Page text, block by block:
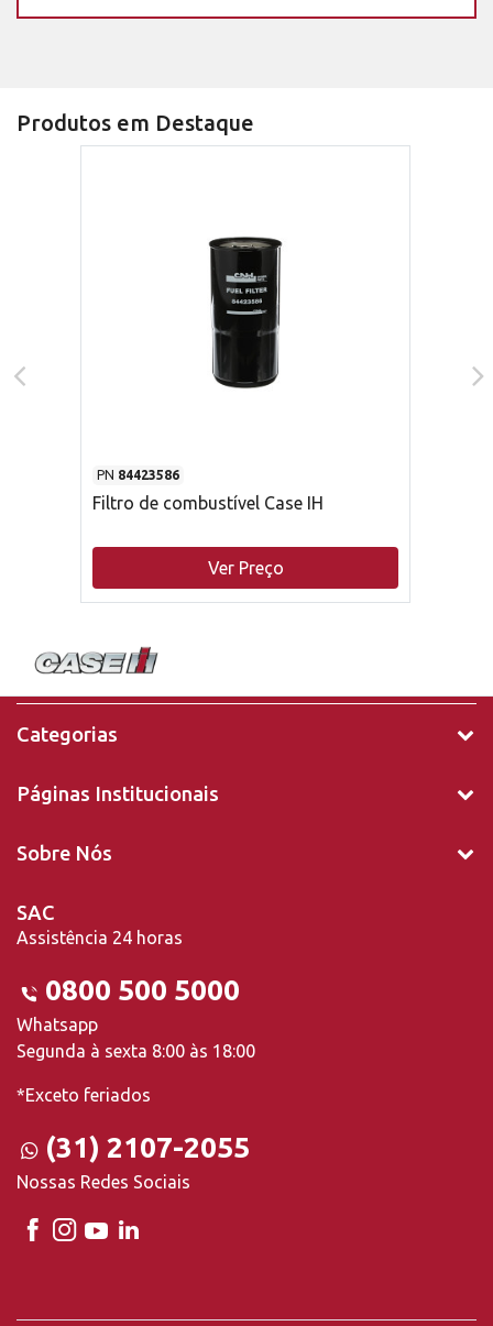
Produtos em Destaque
PN 84423586
Filtro de combustível Case IH
Ver Preço
Categorias
Páginas Institucionais
Sobre Nós
SAC
Assistência 24 horas
0800 500 5000
Whatsapp
Segunda à sexta 8:00 às 18:00
*Exceto feriados
(31) 2107-2055
Nossas Redes Sociais